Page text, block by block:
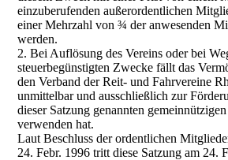
einzuberufenden außerordentlichen
einer Mehrzahl von ¾ der anwesenden
werden.
2. Bei Auflösung des Vereins oder bei
steuerbegünstigten Zwecke fällt das
den Verband der Reit- und Fahrvereine
unmittelbar und ausschließlich zur
dieser Satzung genannten
verwenden hat.
Laut Beschluss der ordentlichen
24. Febr. 1996 tritt diese Satzung am 24.